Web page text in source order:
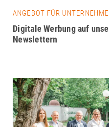
ANGEBOT FÜR
Digitale Werbung auf
Newslettern